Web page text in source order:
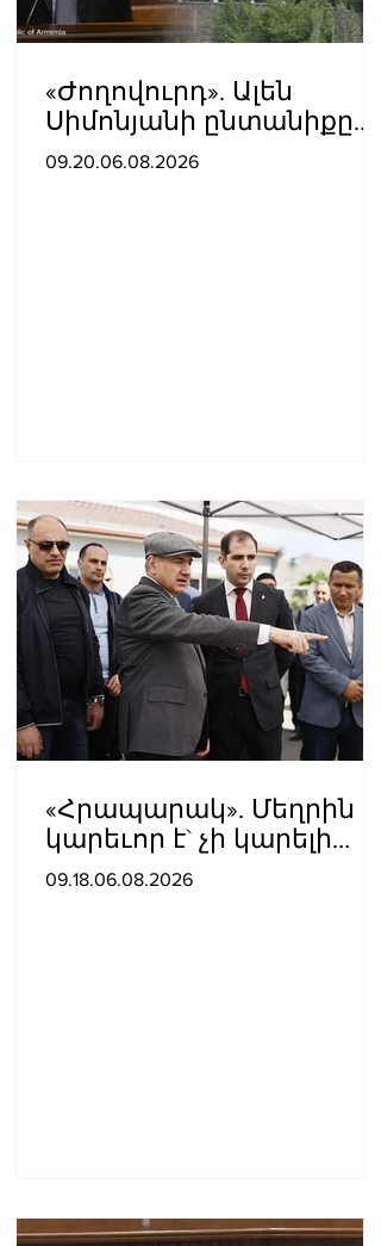
«Ժողովուրդ». Ալեն
Սիմոնյանի ընտանիքը
լքում է կառավարական
09.20.06.08.2026
«Հրապարակ». Մեղրին
կարեւոր է` չի կարելի
«պռավալ տալ. Կենաց
09.18.06.08.2026